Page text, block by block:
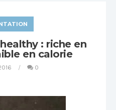
: riche en
en calorie
0